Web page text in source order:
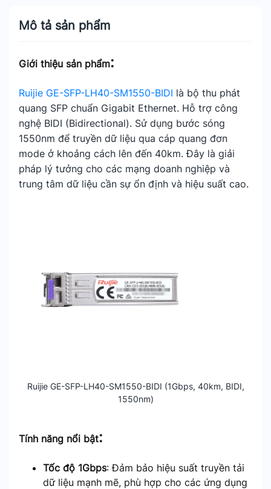
Mô tả sản phẩm
Giới thiệu sản phẩm:
Ruijie GE-SFP-LH40-SM1550-BIDI là bộ thu phát
quang SFP chuẩn Gigabit Ethernet. Hỗ trợ công
nghệ BIDI (Bidirectional). Sử dụng bước sóng
1550nm để truyền dữ liệu qua cáp quang đơn
mode ở khoảng cách lên đến 40km. Đây là giải
pháp lý tưởng cho các mạng doanh nghiệp và
trung tâm dữ liệu cần sự ổn định và hiệu suất cao.
Ruijie GE-SFP-LH40-SM1550-BIDI (1Gbps, 40km, BIDI,
1550nm)
Tính năng nổi bật:
Tốc độ 1Gbps: Đảm bảo hiệu suất truyền tải
dữ liệu mạnh mẽ, phù hợp cho các ứng dụng